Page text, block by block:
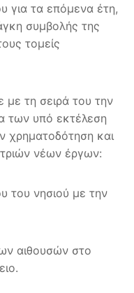
για τα επόμενα έτη,
συμβολής της
τομείς
τη σειρά του την
των υπό εκτέλεση
χρηματοδότηση και
νέων έργων:
του νησιού με την
αιθουσών στο